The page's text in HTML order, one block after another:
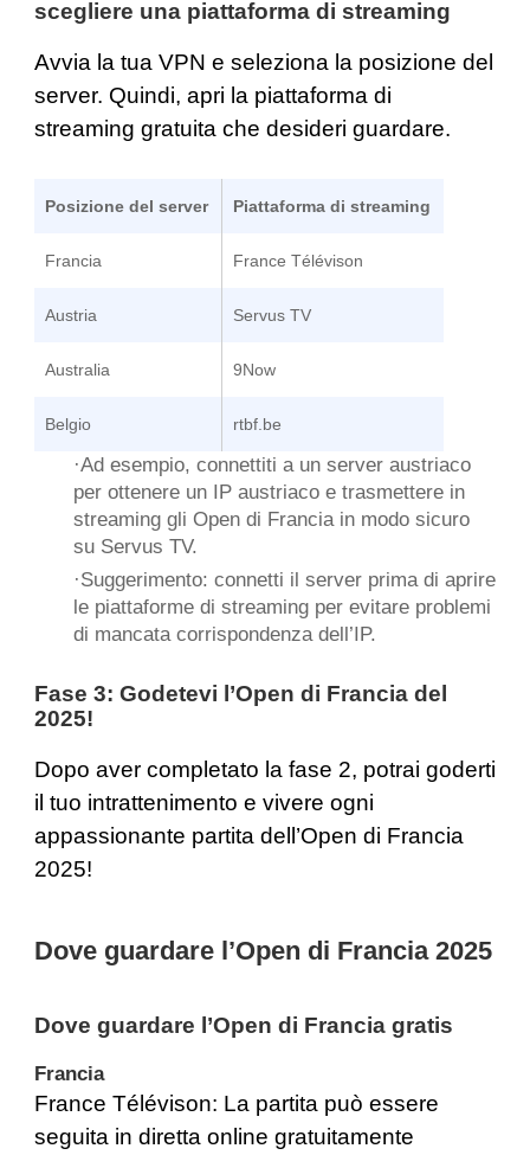
scegliere una piattaforma di streaming
Avvia la tua VPN e seleziona la posizione del
server. Quindi, apri la piattaforma di
streaming gratuita che desideri guardare.
Posizione del server Piattaforma di streaming
Francia France Télévison
Austria Servus TV
Australia 9Now
Belgio rtbf.be
·Ad esempio, connettiti a un server austriaco
per ottenere un IP austriaco e trasmettere in
streaming gli Open di Francia in modo sicuro
su Servus TV.
·Suggerimento: connetti il ​​server prima di aprire
le piattaforme di streaming per evitare problemi
di mancata corrispondenza dell’IP.
Fase 3: Godetevi l’Open di Francia del
2025!
Dopo aver completato la fase 2, potrai goderti
il ​​tuo intrattenimento e vivere ogni
appassionante partita dell’Open di Francia
2025!
Dove guardare l’Open di Francia 2025
Dove guardare l’Open di Francia gratis
Francia
France Télévison: La partita può essere
seguita in diretta online gratuitamente